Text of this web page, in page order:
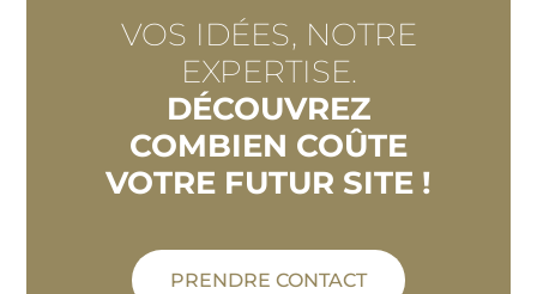
VOS IDÉES, NOTRE
EXPERTISE.
DÉCOUVREZ
COMBIEN COÛTE
VOTRE FUTUR SITE !
PRENDRE CONTACT